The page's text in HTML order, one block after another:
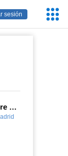
sesión
Política de centro libre de móviles